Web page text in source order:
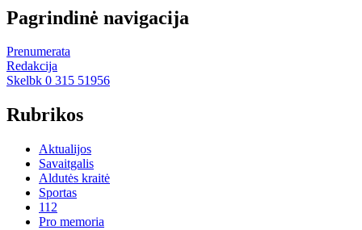
Pagrindinė navigacija
Prenumerata
Redakcija
Skelbk 0 315 51956
Rubrikos
Aktualijos
Savaitgalis
Aldutės kraitė
Sportas
112
Pro memoria